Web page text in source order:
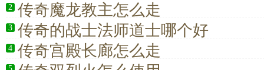
2 传奇魔龙教主怎么走
3 传奇的战士法师道士哪个好
4 传奇宫殿长廊怎么走